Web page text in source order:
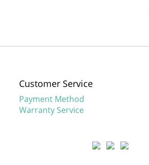
Customer Service
Payment Method
Warranty Service